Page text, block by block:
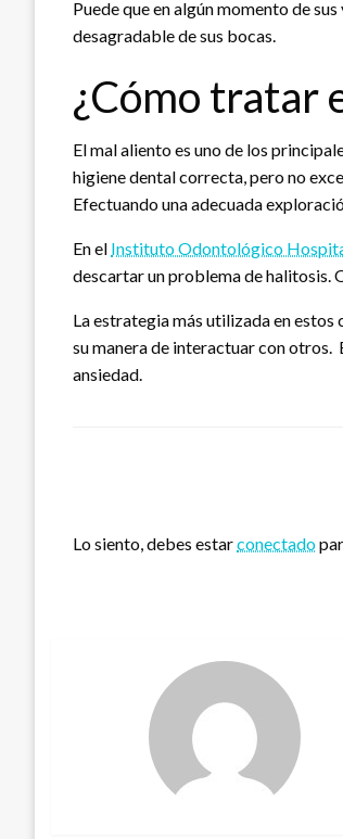
Puede que en algún momento de
desagradable de sus bocas.
¿Cómo tratar
El mal aliento es uno de los
higiene dental correcta, pero no
Efectuando una adecuada
En el Instituto Odontológico
descartar un problema de halitosis.
La estrategia más utilizada en estos
su manera de interactuar con otros.
ansiedad.
Lo siento, debes estarconectado